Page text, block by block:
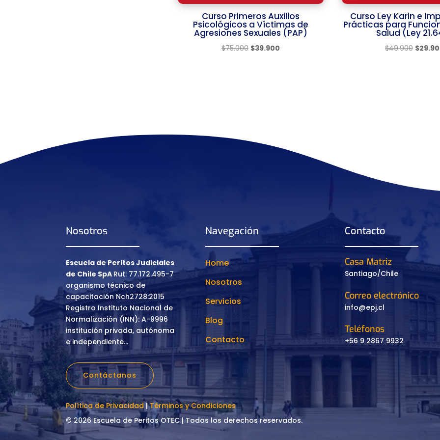
Curso Primeros Auxilios
Psicológicos a Víctimas de
Agresiones Sexuales (PAP)
$75.000 El
$39.900
Curso Ley Karin e
Prácticas para
Salud (Ley
$49.900 El
$
Nosotros
Escuela de Peritos Judiciales
de Chile SpA Rut: 77.172.495-7
organismo técnico de
capacitación Nch2728:2015
Registro Instituto Nacional de
Normalización (INN): A-9996
institución privada, autónoma
e independiente…
Contáctanos
Navegación
Home
Nosotros
Servicios
Blog
Contacto
Contacto
Casa Matriz
Santiago/Chile
Correo electrónico
info@epj.cl
Teléfonos
+56 9 2867 9932
Política de Privacidad|Términos y Condiciones
© 2026 Escuela de Peritos OTEC | Todos los derechos reservados.